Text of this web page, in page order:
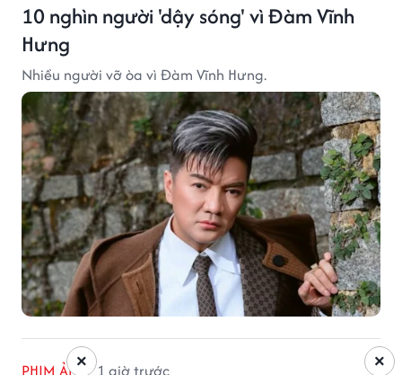
10 nghìn người 'dậy sóng' vì Đàm Vĩnh
Hưng
Nhiều người vỡ òa vì Đàm Vĩnh Hưng.
PHIM ẢNH 1 giờ trước ×
×